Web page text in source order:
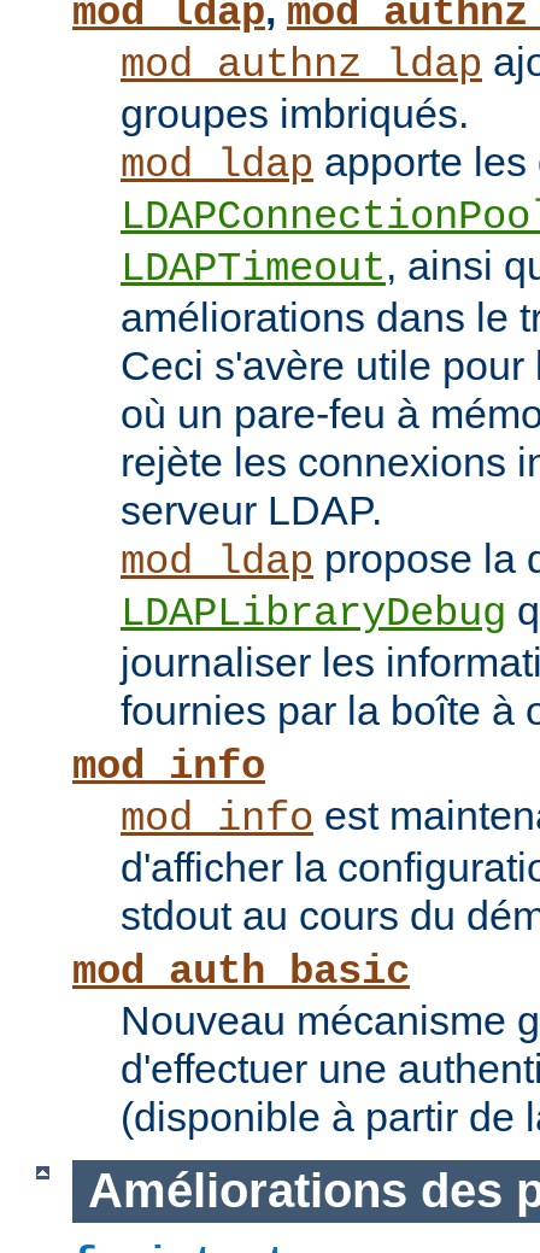
mod_ldap,
mod_authnz_ldap
groupes imbriqués.
mod_ldap apporte les
LDAPTimeout, ainsi
améliorations dans le
Ceci s'avère utile
où un pare-feu à
rejète les connexions
serveur LDAP.
mod_ldap propose la
LDAPLibraryDebug
journaliser les
fournies par la boîte à
mod_info
mod_info est
d'afficher la
stdout au cours du
mod_auth_basic
Nouveau mécanisme
d'effectuer une
(disponible à partir de
Améliorations des